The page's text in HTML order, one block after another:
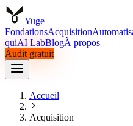
Yuge
FondationsAcquisition
quiAI LabBlogÀ propos
Audit gratuit
AI LabBlog
Audit gratuit
Accueil
Acquisition